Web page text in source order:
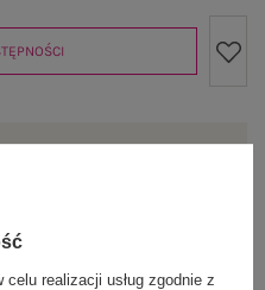
realizacji usług zgodnie z